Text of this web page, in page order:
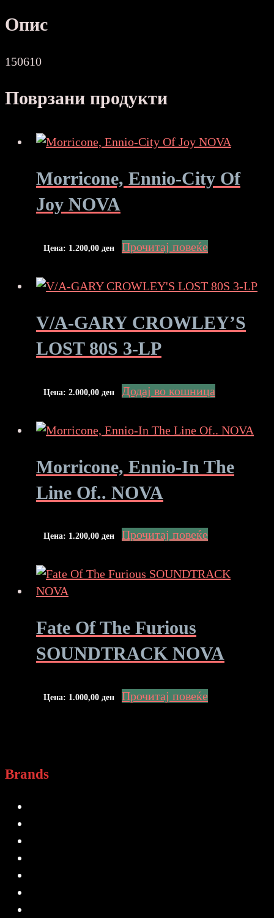
Опис
150610
Поврзани продукти
Morricone, Ennio-City Of
Joy NOVA
Цена: 1.200,00 ден Прочитај повеќе
V/A-GARY CROWLEY’S
LOST 80S 3-LP
Цена: 2.000,00 ден Додај во кошница
Morricone, Ennio-In The
Line Of.. NOVA
Цена: 1.200,00 ден Прочитај повеќе
Fate Of The Furious
SOUNDTRACK NOVA
Цена: 1.000,00 ден Прочитај повеќе
Brands